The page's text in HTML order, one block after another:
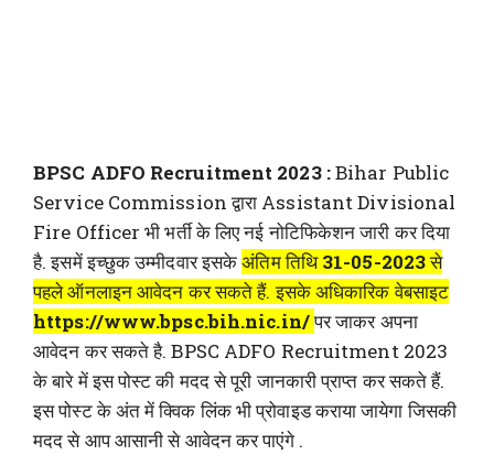
BPSC ADFO Recruitment 2023 :Bihar Public
Service Commission द्वारा Assistant Divisional
Fire Officer भी भर्ती के लिए नई नोटिफिकेशन जारी कर दिया
है. इसमें इच्छुक उम्मीदवार इसकेअंतिम तिथि31-05-2023से
पहले ऑनलाइन आवेदन कर सकते हैं. इसके अधिकारिक वेबसाइट
https://www.bpsc.bih.nic.in/पर जाकर अपना
आवेदन कर सकते है. BPSC ADFO Recruitment 2023
के बारे में इस पोस्ट की मदद से पूरी जानकारी प्राप्त कर सकते हैं.
इस पोस्ट के अंत में क्विक लिंक भी प्रोवाइड कराया जायेगा जिसकी
मदद से आप आसानी से आवेदन कर पाएंगे .